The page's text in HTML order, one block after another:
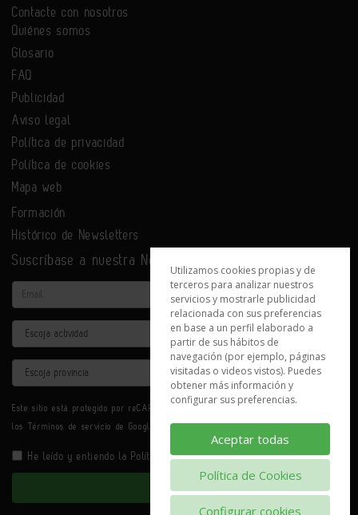
Contacte con nosotros
Quiénes somos
Glosario
FAQ
Publicidad
Aviso legal
Política de privacidad
Política de cookies
Mapa web
Formación
Histórico de Newsletters
Suscríbase a nuestra Newsletter
Email
Actividad
Provincia
Este sitio está protegido por reCAPTCHA y se aplican la
los Términos de servicio de Google.
He leído y entiendo la Política de Privacidad
Enviar
Utilizamos cookies propias y de
terceros para analizar nuestros
servicios y mostrarle publicidad
relacionada con sus preferencias
en base a un perfil elaborado a
partir de sus hábitos de
navegación (por ejemplo, páginas
visitadas o videos vistos). Puedes
obtener más información y
configurar sus preferencias.
Aceptar todas
Política de Cookies
Configurar cookies